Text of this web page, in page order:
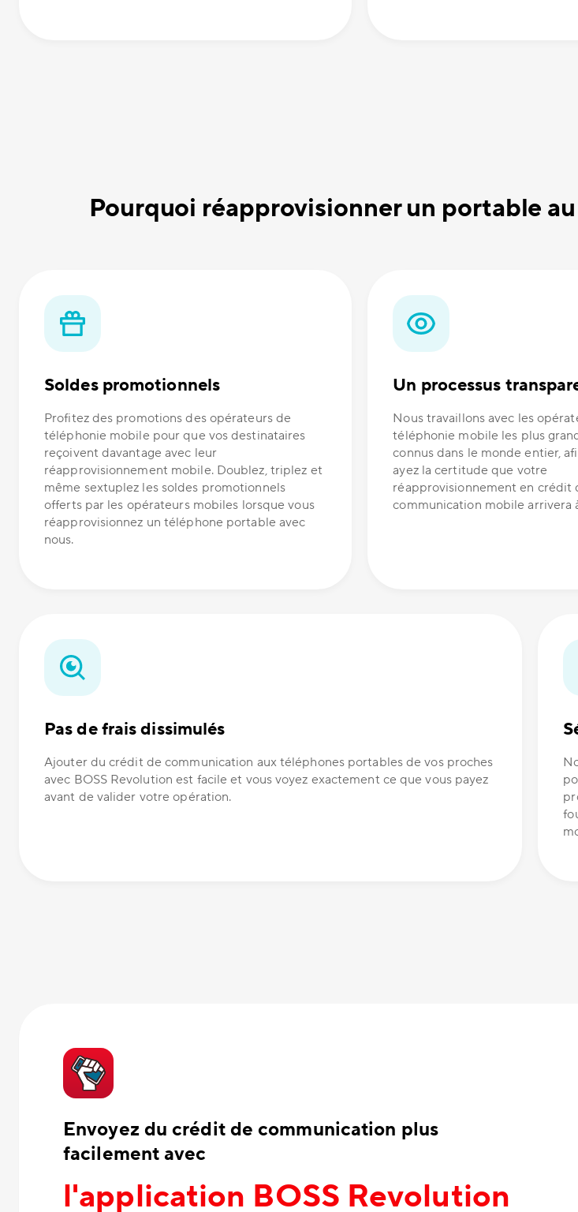
Pourquoi réapprovisionner un portable
Soldes promotionnels
Profitez des promotions des opérateurs de
téléphonie mobile pour que vos destinataires
reçoivent davantage avec leur
réapprovisionnement mobile. Doublez, triplez et
même sextuplez les soldes promotionnels
offerts par les opérateurs mobiles lorsque vous
réapprovisionnez un téléphone portable avec
nous.
Un processus
Nous travaillons avec les
téléphonie mobile les plus
connus dans le monde entier,
ayez la certitude que votre
réapprovisionnement en crédit
communication mobile arrivera
Pas de frais dissimulés
Ajouter du crédit de communication aux téléphones portables de vos proches
avec BOSS Revolution est facile et vous voyez exactement ce que vous payez
avant de valider votre opération.
Envoyez du crédit de communication plus
facilement avec
l'application BOSS Revolution